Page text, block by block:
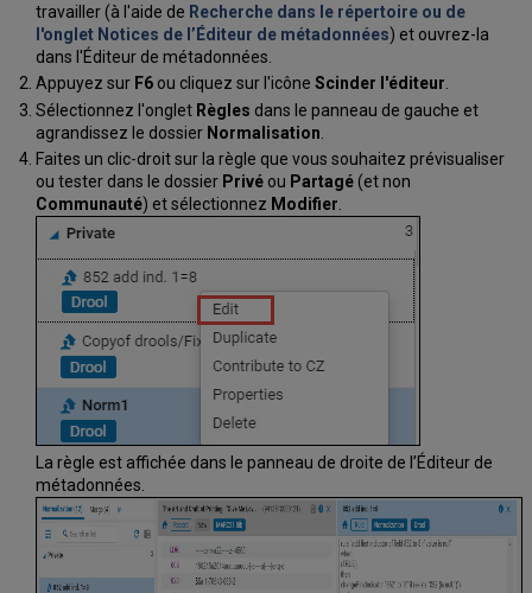
travailler (à l'aide de Recherche dans le répertoire ou de
l'onglet Notices de l’Éditeur de métadonnées) et ouvrez-la
dans l'Éditeur de métadonnées.
Appuyez sur F6ou cliquez sur l'icône Scinder l'éditeur.
Sélectionnez l'onglet Règles dans le panneau de gauche et
agrandissez le dossier Normalisation
Faites un clic-droit sur la règle que vous souhaitez prévisualiser
ou tester dans le dossier Privéou Partagé(et non
Communauté) et sélectionnez Modifier.
La règle est affichée dans le panneau de droite de l’Éditeur de
métadonnées.